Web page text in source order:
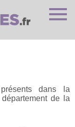
dans la
de la